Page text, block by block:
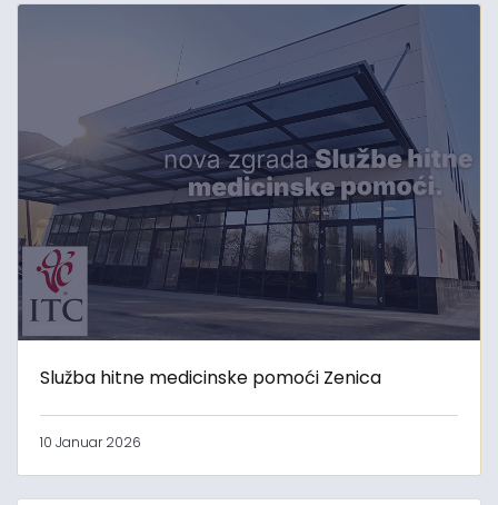
Služba hitne medicinske pomoći Zenica
10 Januar 2026